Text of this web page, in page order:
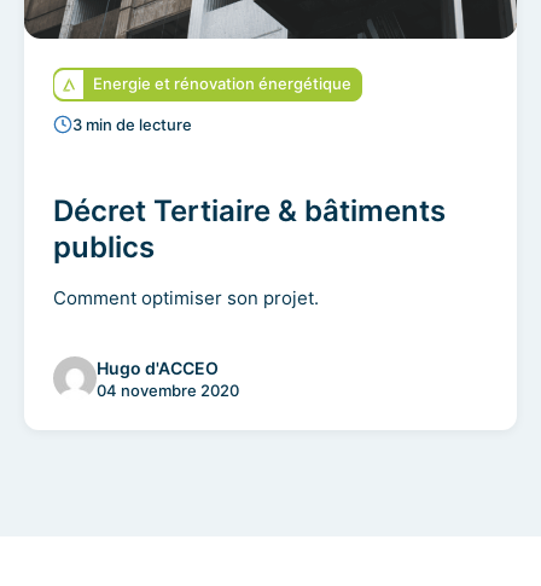
Energie et rénovation énergétique
3 min de lecture
Décret Tertiaire & bâtiments
publics
Comment optimiser son projet.
Hugo d'ACCEO
04 novembre 2020